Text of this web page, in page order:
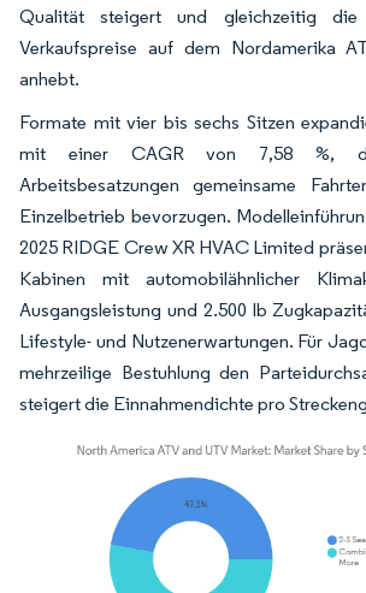
Qualität steigert und gleichzeitig die
Verkaufspreise auf dem Nordamerika
anhebt.
Formate mit vier bis sechs Sitzen
mit einer CAGR von 7,58 %,
Arbeitsbesatzungen gemeinsame
Einzelbetrieb bevorzugen.
2025 RIDGE Crew XR HVAC Limited
Kabinen mit automobilähnlicher
Ausgangsleistung und 2.500 lb
Lifestyle- und Nutzenerwartungen. Für
mehrzeilige Bestuhlung den
steigert die Einnahmendichte pro